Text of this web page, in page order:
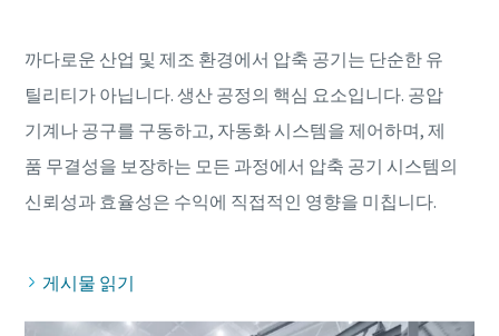
까다로운 산업 및 제조 환경에서 압축 공기는 단순한 유
틸리티가 아닙니다. 생산 공정의 핵심 요소입니다. 공압
기계나 공구를 구동하고, 자동화 시스템을 제어하며, 제
품 무결성을 보장하는 모든 과정에서 압축 공기 시스템의
게시물 읽기